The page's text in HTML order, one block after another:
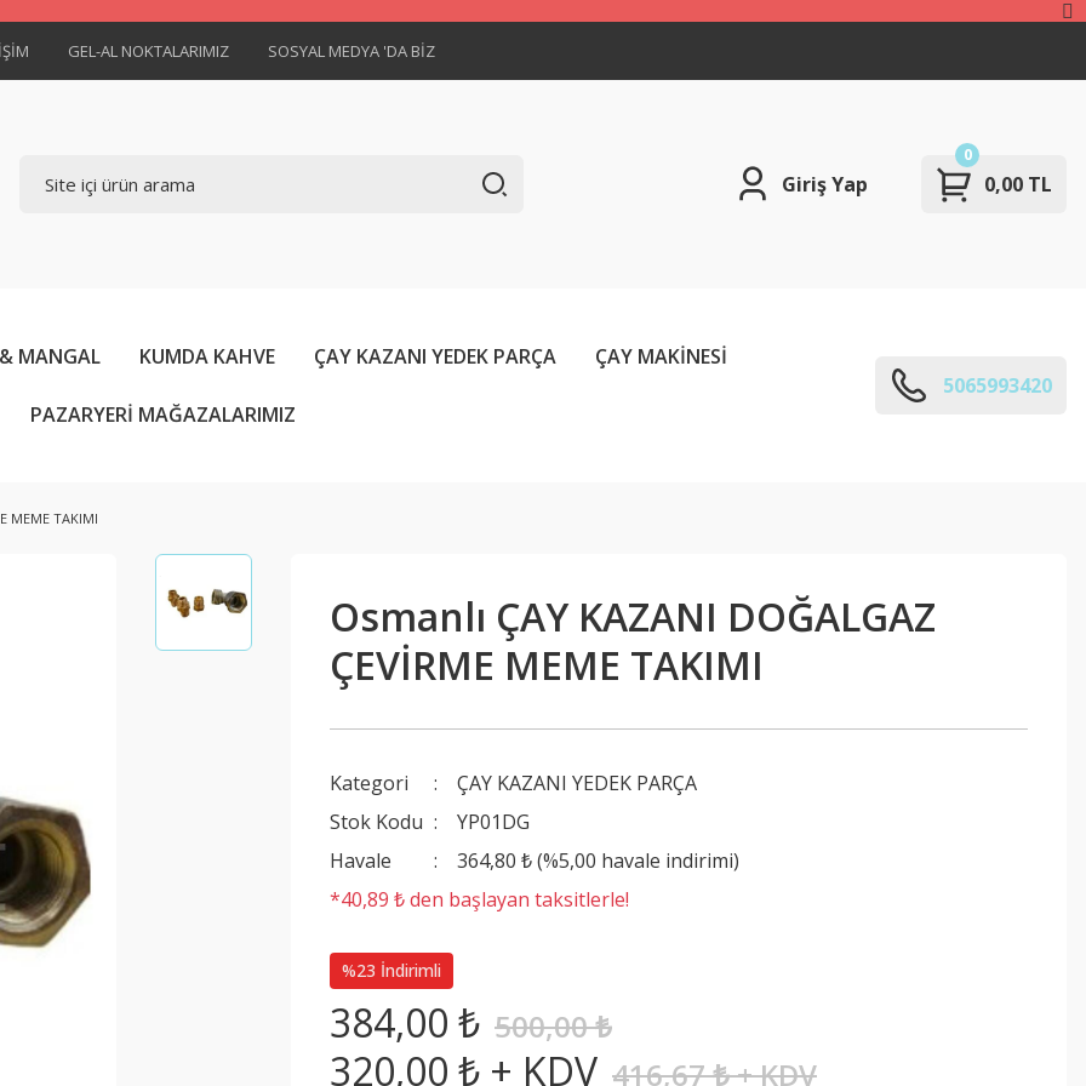
GEL-AL NOKTALARIMIZ SOSYAL MEDYA 'DA BİZ
Giriş Yap 0,00 TL
0
MANGAL KUMDA KAHVE ÇAY KAZANI YEDEK PARÇA ÇAY MAKİNESİ
PAZARYERİ MAĞAZALARIMIZ
5065993420
MEME TAKIMI
Osmanlı ÇAY KAZANI DOĞALGAZ
ÇEVİRME MEME TAKIMI
Kategori
ÇAY KAZANI YEDEK PARÇA
Stok Kodu
YP01DG
Havale
364,80 ₺ (%5,00 havale indirimi)
*40,89 ₺ den başlayan taksitlerle!
%23 İndirimli
384,00 ₺ 500,00 ₺
320,00 ₺ + KDV 416,67 ₺ + KDV